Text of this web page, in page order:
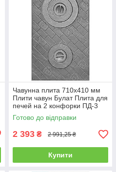
Чавунна плита 710х410 мм
Плити чавун Булат Плита для
печей на 2 конфорки ПД-3
Пічне литво
Готово до відправки
2 393 ₴ 2 991,25 ₴
Купити